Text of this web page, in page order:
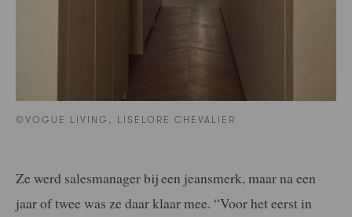
©VOGUE LIVING, LISELORE CHEVALIER
Ze werd salesmanager bij een jeansmerk, maar na een
jaar of twee was ze daar klaar mee. “Voor het eerst in